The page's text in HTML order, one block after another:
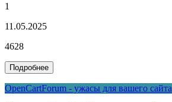
1
11.05.2025
4628
Подробнее
OpenCartForum - ужасы для вашего сайта